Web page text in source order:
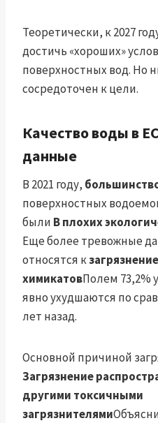
Теоретически, к 2027
достичь «хороших»
поверхностных вод. Но
сосредоточен к цели.
Качество воды в
данные
В 2021 году,
поверхностных
были В плохих
Еще более тревожные
относятся к
химикатовПолем 73,2%
явно ухудшаются по
лет назад.
Основной причиной
Загрязнение
другими токсичными
загрязнителями